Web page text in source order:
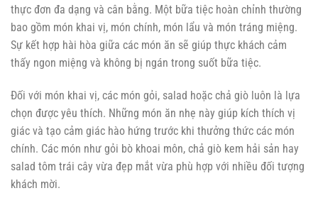
thực đơn đa dạng và cân bằng. Một bữa tiệc hoàn chỉnh thường
bao gồm món khai vị, món chính, món lẩu và món tráng miệng.
Sự kết hợp hài hòa giữa các món ăn sẽ giúp thực khách cảm
thấy ngon miệng và không bị ngán trong suốt bữa tiệc.
Đối với món khai vị, các món gỏi, salad hoặc chả giò luôn là lựa
chọn được yêu thích. Những món ăn nhẹ này giúp kích thích vị
giác và tạo cảm giác hào hứng trước khi thưởng thức các món
chính. Các món như gỏi bò khoai môn, chả giò kem hải sản hay
salad tôm trái cây vừa đẹp mắt vừa phù hợp với nhiều đối tượng
khách mời.